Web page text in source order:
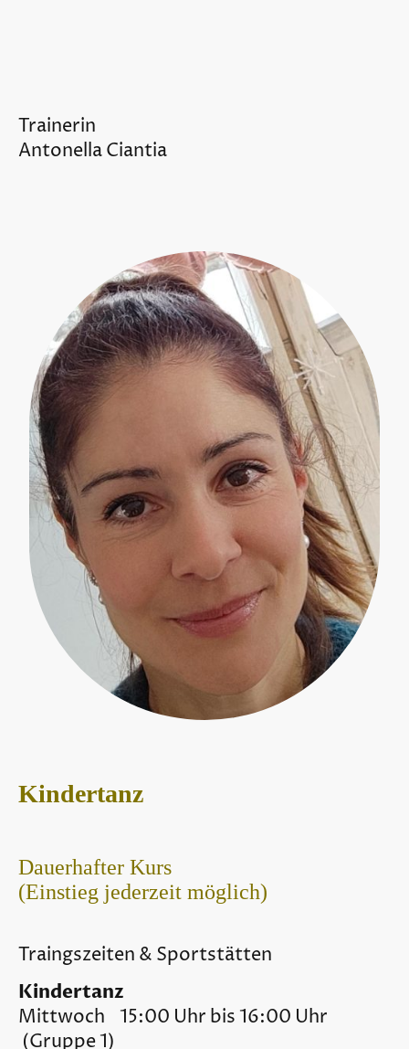
Trainerin
Antonella Ciantia
Kindertanz
Dauerhafter Kurs
(Einstieg jederzeit möglich)
Traingszeiten & Sportstätten
Kindertanz
Mittwoch 15:00 Uhr bis 16:00 Uhr
(Gruppe 1)